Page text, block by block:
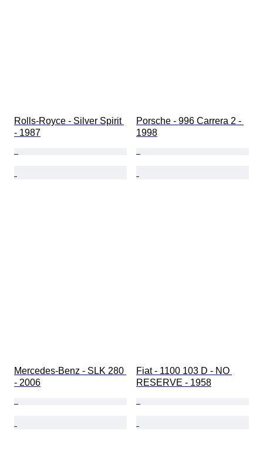
Rolls-Royce - Silver Spirit
- 1987
Porsche - 996 Carrera 2 -
1998
Mercedes-Benz - SLK 280
- 2006
Fiat - 1100 103 D - NO
RESERVE - 1958